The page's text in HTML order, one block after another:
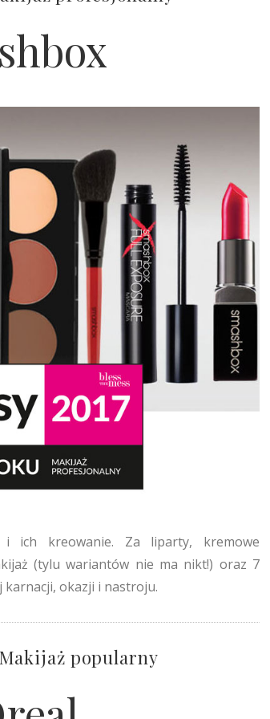
i ich kreowanie. Za liparty, kremowe
(tylu wariantów nie ma nikt!) oraz 7
okazji i nastroju.
popularny